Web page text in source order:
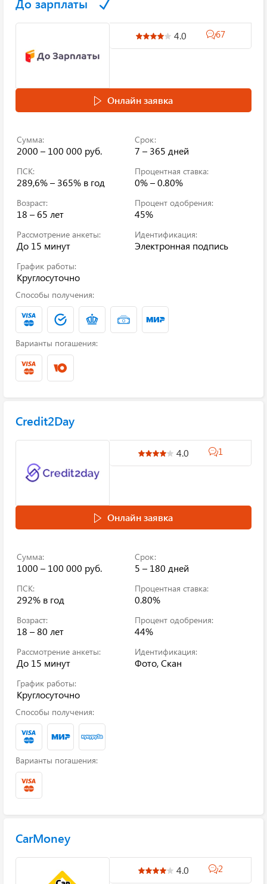
До зарплаты
4.0 67
Онлайн заявка
Сумма:
2000 – 100 000 руб.
Срок:
7 – 365 дней
ПСК:
289,6% – 365% в год
Процентная ставка:
0% – 0.80%
Возраст:
18 – 65 лет
Процент одобрения:
45%
Рассмотрение анкеты:
До 15 минут
Идентификация:
Электронная подпись
График работы:
Круглосуточно
Способы получения:
Варианты погашения:
Credit2Day
4.0 1
Онлайн заявка
Сумма:
1000 – 100 000 руб.
Срок:
5 – 180 дней
ПСК:
292% в год
Процентная ставка:
0.80%
Возраст:
18 – 80 лет
Процент одобрения:
44%
Рассмотрение анкеты:
До 15 минут
Идентификация:
Фото, Скан
График работы:
Круглосуточно
Способы получения:
Варианты погашения:
CarMoney
4.0 2